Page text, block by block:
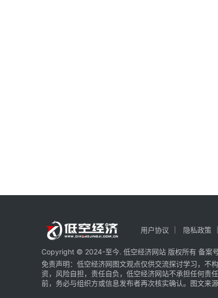
用户协议 隐私政策
Copyright © 2024-至今. 低空经济网站 版权所有 备案号
免责声明：低空经济网图文观点仅供交流探讨学习，不
资，风险自担，责任自负，低空经济网站不承担任何责
前，务必与组织方或信息发布者再次核实确认。图文来